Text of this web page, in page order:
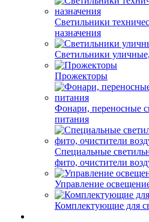
Светильники
назначения
Светильники
Прожекторы
Фонари, переносные
питания
Специальные
фито, очистители
Управление
Комплектующие для